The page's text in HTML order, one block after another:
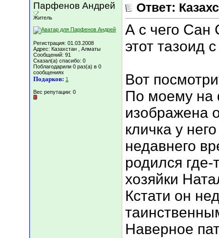
Парфенов Андрей
Житель
Регистрация: 01.03.2008
Адрес: Казахстан , Алматы
Сообщений: 91
Сказал(а) спасибо: 0
Поблагодарили 0 раз(а) в 0
сообщениях
Подарков: 1
Вес репутации: 0
Ответ:
А с чего Сан
этот тазоид
Вот
По моему на
изображена
кличка у
недавнего
родился
хозяйки
Кстати он
Наверное